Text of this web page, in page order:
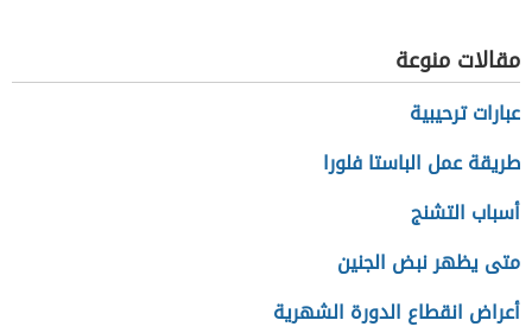
مقالات منوعة
عبارات ترحيبية
طريقة عمل الباستا فلورا
أسباب التشنج
متى يظهر نبض الجنين
أعراض انقطاع الدورة الشهرية